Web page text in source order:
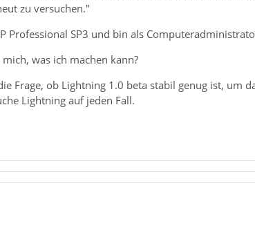
zu versuchen."
Professional SP3 und bin als
was ich machen kann?
Frage, ob Lightning 1.0 beta stabil genug ist, um
Lightning auf jeden Fall.